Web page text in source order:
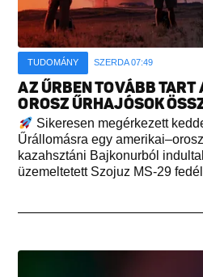
TUDOMÁNY SZERDA 07:49
AZ ŰRBEN TOVÁBB
OROSZ ŰRHAJÓSOK
Sikeresen megérkezett
Űrállomásra egy
kazahsztáni Bajkonurból
üzemeltetett Szojuz MS-29